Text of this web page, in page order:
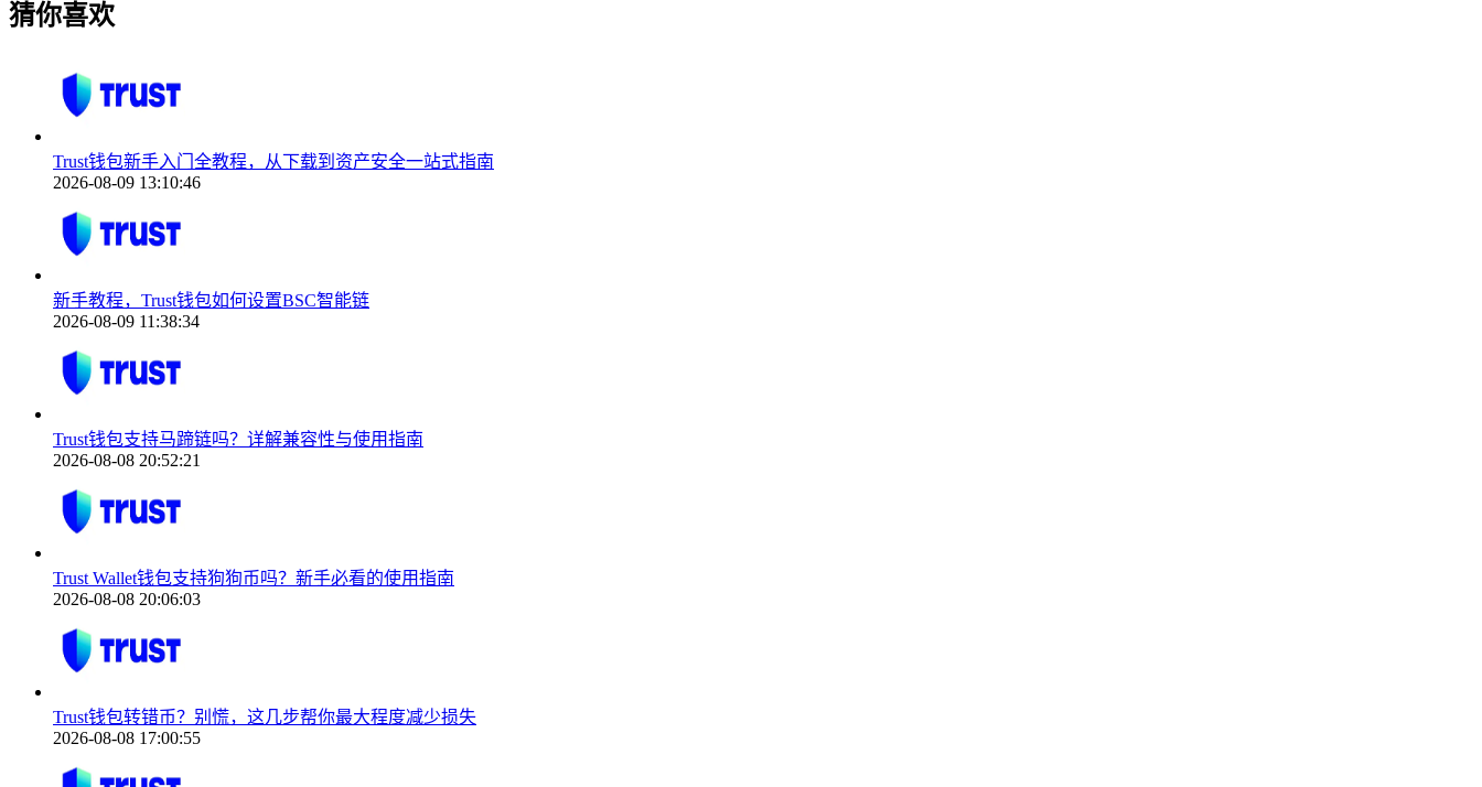
猜你喜欢
Trust钱包新手入门全教程，从下载到资产安全一站式指南
2026-08-09 13:10:46
新手教程，Trust钱包如何设置BSC智能链
2026-08-09 11:38:34
Trust钱包支持马蹄链吗？详解兼容性与使用指南
2026-08-08 20:52:21
Trust Wallet钱包支持狗狗币吗？新手必看的使用指南
2026-08-08 20:06:03
Trust钱包转错币？别慌，这几步帮你最大程度减少损失
2026-08-08 17:00:55